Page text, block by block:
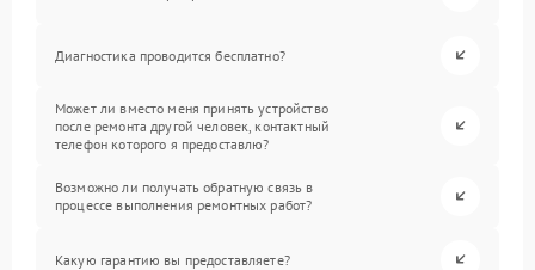
Диагностика проводится бесплатно?
Может ли вместо меня принять устройство
после ремонта другой человек, контактный
телефон которого я предоставлю?
Возможно ли получать обратную связь в
процессе выполнения ремонтных работ?
Какую гарантию вы предоставляете?